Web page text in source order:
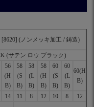
(ノンメッキ加工 / 鋳造)
(サテン ロウ ブラック)
56
(H
B)
58
(S
B)
58
(L
B)
58
(H
B)
60
(S
B)
60
(L
B)
60(H
B)
14 11 8 12 10 8 12